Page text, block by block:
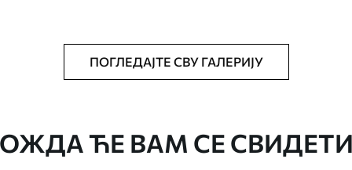
величини, исечена на идентичне
меким сунђером. Позадине са
ПОГЛЕДАЈТЕ СВУ ГАЛЕРИЈУ
ЋЕ ВАМ СЕ